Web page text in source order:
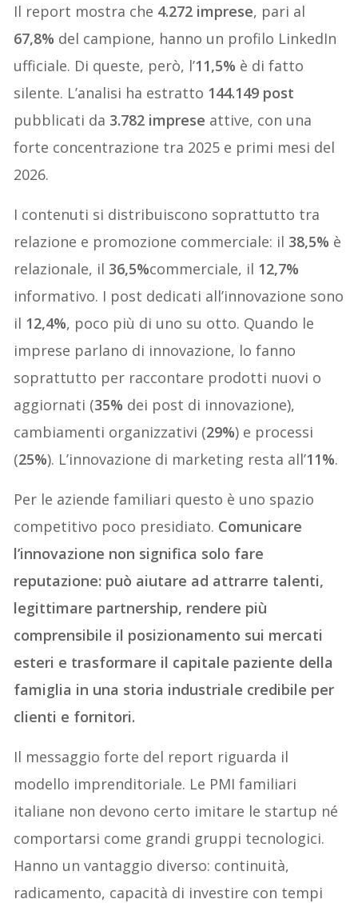
Il report mostra che 4.272 imprese, pari al
67,8% del campione, hanno un profilo LinkedIn
ufficiale. Di queste, però, l’11,5% è di fatto
silente. L’analisi ha estratto 144.149 post
pubblicati da 3.782 imprese attive, con una
forte concentrazione tra 2025 e primi mesi del
2026.
I contenuti si distribuiscono soprattutto tra
relazione e promozione commerciale: il 38,5% è
relazionale, il 36,5%commerciale, il 12,7%
informativo. I post dedicati all’innovazione sono
il 12,4%, poco più di uno su otto. Quando le
imprese parlano di innovazione, lo fanno
soprattutto per raccontare prodotti nuovi o
aggiornati (35% dei post di innovazione),
cambiamenti organizzativi (29%) e processi
(25%). L’innovazione di marketing resta all’11%.
Per le aziende familiari questo è uno spazio
competitivo poco presidiato. Comunicare
l’innovazione non significa solo fare
reputazione: può aiutare ad attrarre talenti,
legittimare partnership, rendere più
comprensibile il posizionamento sui mercati
esteri e trasformare il capitale paziente della
famiglia in una storia industriale credibile per
clienti e fornitori.
Il messaggio forte del report riguarda il
modello imprenditoriale. Le PMI familiari
italiane non devono certo imitare le startup né
comportarsi come grandi gruppi tecnologici.
Hanno un vantaggio diverso: continuità,
radicamento, capacità di investire con tempi